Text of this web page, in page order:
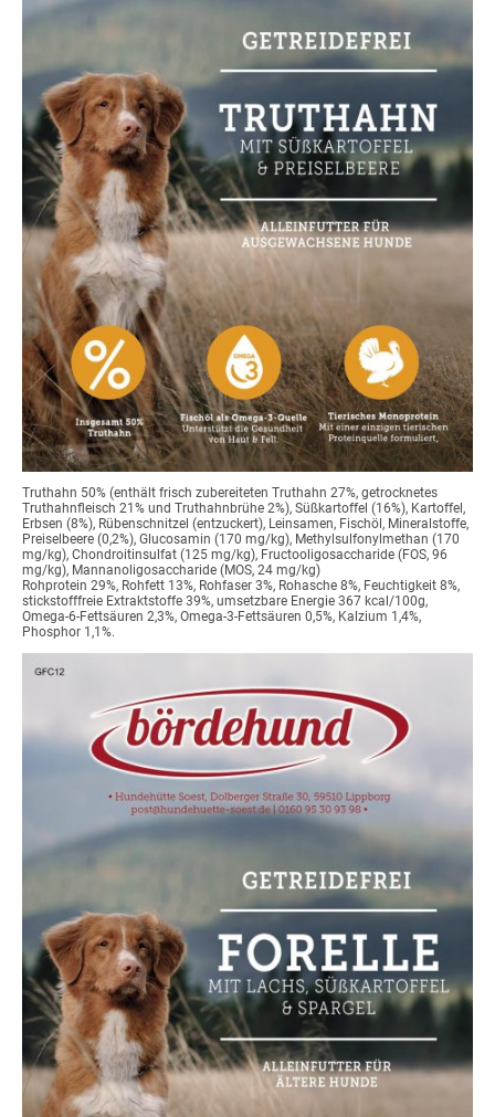
Truthahn 50% (enthält frisch zubereiteten Truthahn 27%, getrocknetes
Truthahnfleisch 21% und Truthahnbrühe 2%), Süßkartoffel (16%), Kartoffel,
Erbsen (8%), Rübenschnitzel (entzuckert), Leinsamen, Fischöl, Mineralstoffe,
Preiselbeere (0,2%), Glucosamin (170 mg/kg), Methylsulfonylmethan (170
mg/kg), Chondroitinsulfat (125 mg/kg), Fructooligosaccharide (FOS, 96
mg/kg), Mannanoligosaccharide (MOS, 24 mg/kg)
Rohprotein 29%, Rohfett 13%, Rohfaser 3%, Rohasche 8%, Feuchtigkeit 8%,
stickstofffreie Extraktstoffe 39%, umsetzbare Energie 367 kcal/100g,
Omega-6-Fettsäuren 2,3%, Omega-3-Fettsäuren 0,5%, Kalzium 1,4%,
Phosphor 1,1%.